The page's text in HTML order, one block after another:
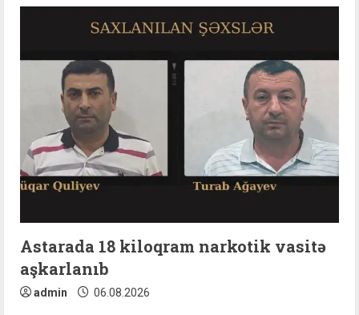
Astarada 18 kiloqram narkotik vasitə
aşkarlanıb
admin 06.08.2026